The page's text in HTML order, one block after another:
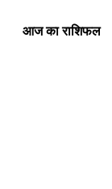
आज का राशिफल